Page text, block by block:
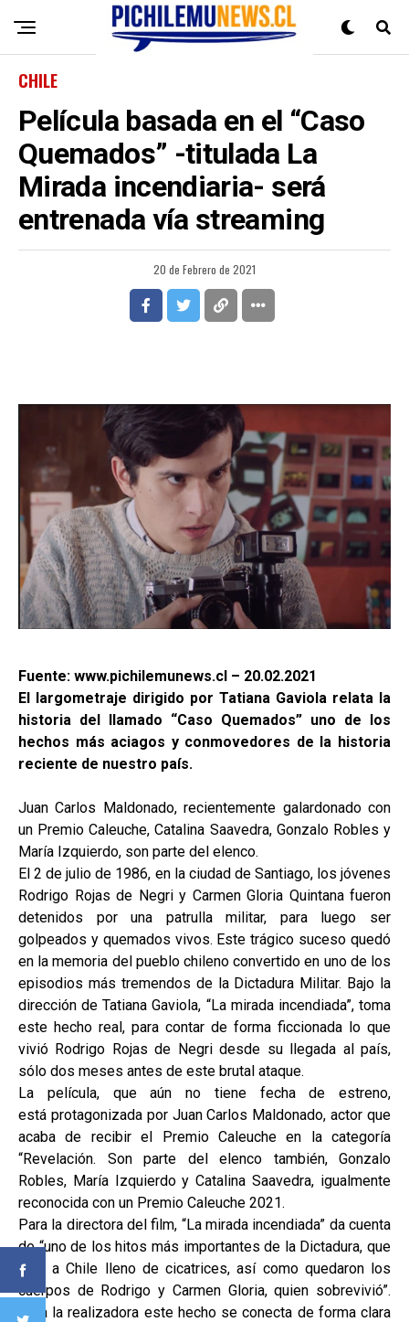
CHILE
Película basada en el “Caso
Quemados” -titulada La
Mirada incendiaria- será
entrenada vía streaming
20 de Febrero de 2021
Fuente: www.pichilemunews.cl – 20.02.2021
El largometraje dirigido por Tatiana Gaviola relata la
historia del llamado “Caso Quemados” uno de los
hechos más aciagos y conmovedores de la historia
reciente de nuestro país.
Juan Carlos Maldonado, recientemente galardonado con
un Premio Caleuche, Catalina Saavedra, Gonzalo Robles y
María Izquierdo, son parte del elenco.
El 2 de julio de 1986, en la ciudad de Santiago, los jóvenes
Rodrigo Rojas de Negri y Carmen Gloria Quintana fueron
detenidos por una patrulla militar, para luego ser
golpeados y quemados vivos. Este trágico suceso quedó
en la memoria del pueblo chileno convertido en uno de los
episodios más tremendos de la Dictadura Militar. Bajo la
dirección de Tatiana Gaviola, “La mirada incendiada”, toma
este hecho real, para contar de forma ficcionada lo que
vivió Rodrigo Rojas de Negri desde su llegada al país,
sólo dos meses antes de este brutal ataque.
La película, que aún no tiene fecha de estreno,
está protagonizada por Juan Carlos Maldonado, actor que
acaba de recibir el Premio Caleuche en la categoría
“Revelación. Son parte del elenco también, Gonzalo
Robles, María Izquierdo y Catalina Saavedra, igualmente
reconocida con un Premio Caleuche 2021.
Para la directora del film, “La mirada incendiada” da cuenta
de “uno de los hitos más importantes de la Dictadura, que
dejó a Chile lleno de cicatrices, así como quedaron los
cuerpos de Rodrigo y Carmen Gloria, quien sobrevivió”.
Para la realizadora este hecho se conecta de forma clara